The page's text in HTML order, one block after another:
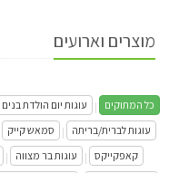
מוצרים וארועים
כל המתוקים | עוגות יום הולדת בנים
עוגות לברית/בריתה
| סמאש קייק
קאפקייקס | עוגות בר מצווה |